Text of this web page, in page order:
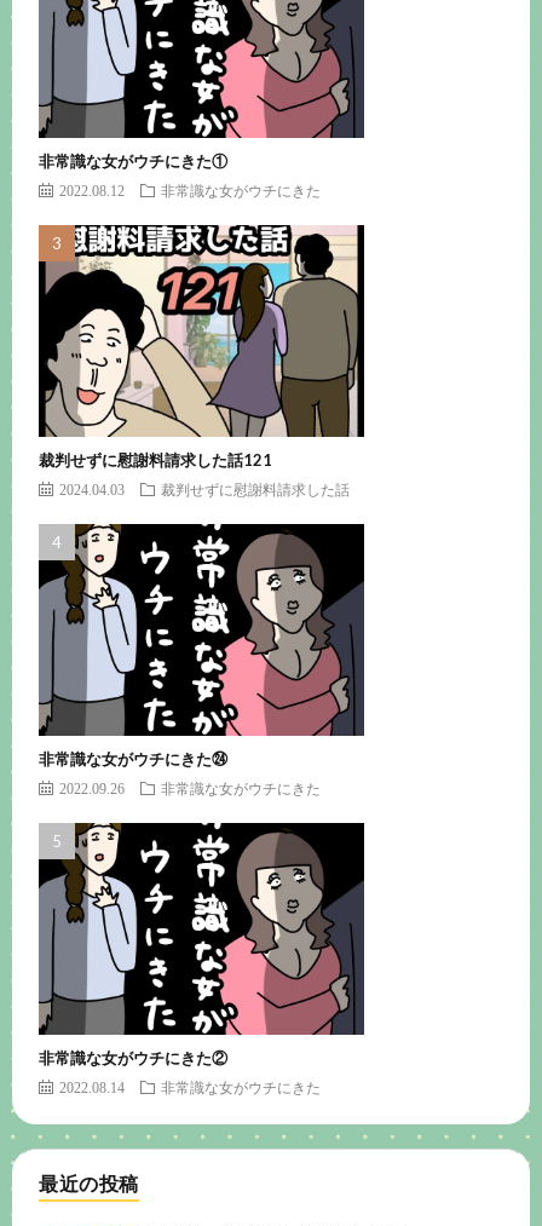
非常識な女がウチにきた①
2022.08.12 非常識な女がウチにきた
裁判せずに慰謝料請求した話121
2024.04.03 裁判せずに慰謝料請求した話
非常識な女がウチにきた㉔
2022.09.26 非常識な女がウチにきた
非常識な女がウチにきた②
2022.08.14 非常識な女がウチにきた
最近の投稿